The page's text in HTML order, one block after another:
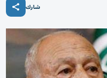
شارك